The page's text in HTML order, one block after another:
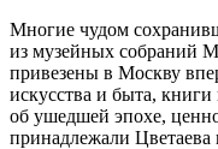
Многие чудом
из музейных собраний
привезены в Москву
искусства и быта,
об ушедшей эпохе,
принадлежали